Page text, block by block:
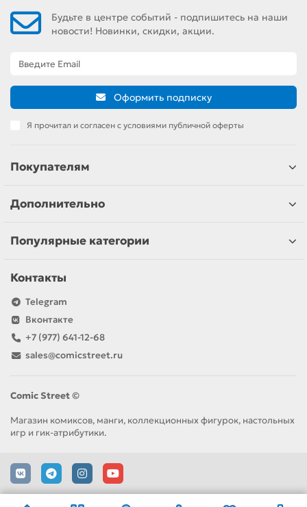
Будьте в центре событий - подпишитесь на наши
новости! Новинки, скидки, акции.
Оформить подписку
Я прочитал и согласен с условиями публичной оферты
Покупателям
Дополнительно
Популярные категории
Контакты
Telegram
Вконтакте
+7 (977) 641-12-68
sales@comicstreet.ru
Comic Street ©
Магазин комиксов, манги, коллекционных фигурок, настольных
игр и гик-атрибутики.